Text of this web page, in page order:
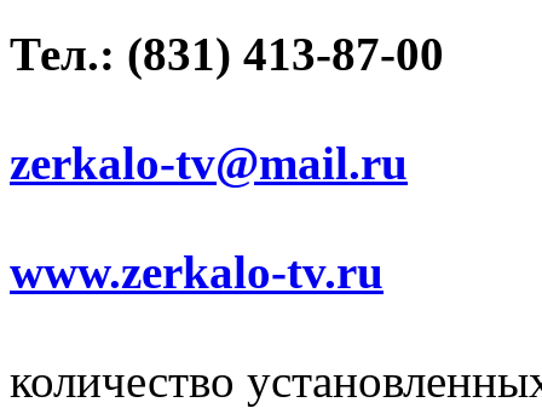
Тел.: (831) 413-87-00
zerkalo-tv@mail.ru
www.zerkalo-tv.ru
количество